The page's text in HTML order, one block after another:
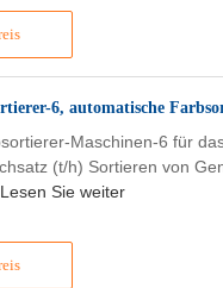
6, automatische
Maschinen-6 für
(t/h) Sortieren von
Lesen Sie weiter